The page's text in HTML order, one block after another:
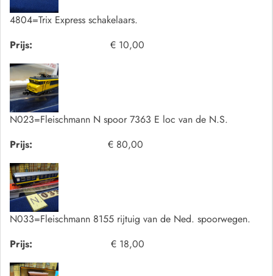
4804=Trix Express schakelaars.
Prijs:
€ 10,00
N023=Fleischmann N spoor 7363 E loc van de N.S.
Prijs:
€ 80,00
N033=Fleischmann 8155 rijtuig van de Ned. spoorwegen.
Prijs:
€ 18,00